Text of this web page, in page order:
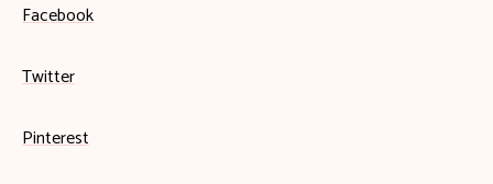
Facebook
Twitter
Pinterest